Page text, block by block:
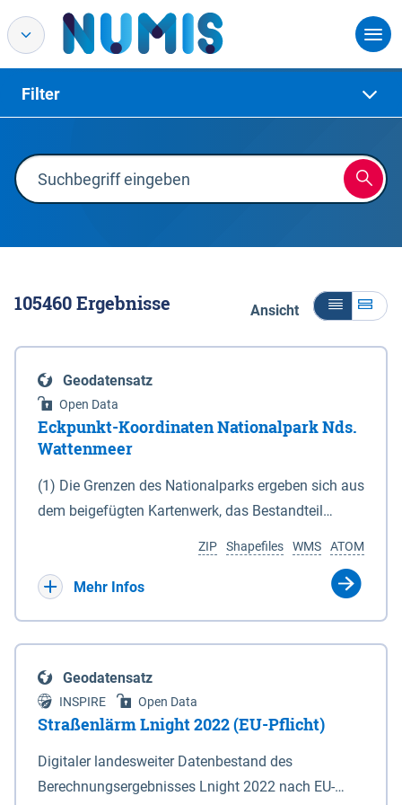
Filter
105460Ergebnisse Ansicht
Geodatensatz
Open Data
Eckpunkt-Koordinaten Nationalpark Nds.
Wattenmeer
(1) Die Grenzen des Nationalparks ergeben sich aus
dem beigefügten Kartenwerk, das Bestandteil
(DTK) im Maßstab 1 : 100 000 (Anlage 2), 2.
verkleinerte Amtliche Karte 1 : 5 000 (AK5) im
projizierte Koordinaten im Europäischen
Terrestrischen Referenzsystem 1989 (ETRS 89) mit
der Universalen Transversalen Mercator-Abbildung
bezogen auf die Zone 32 N (UTM 32N) dargestellt
(Anlage 4); Gleiches gilt für die geografischen
ATOM
WMS
Shapefiles
ZIP
Mehr Infos
Geodatensatz
INSPIRE Open Data
Straßenlärm Lnight 2022 (EU-Pflicht)
Digitaler landesweiter Datenbestand des
Berechnungsergebnisses Lnight 2022 nach EU-